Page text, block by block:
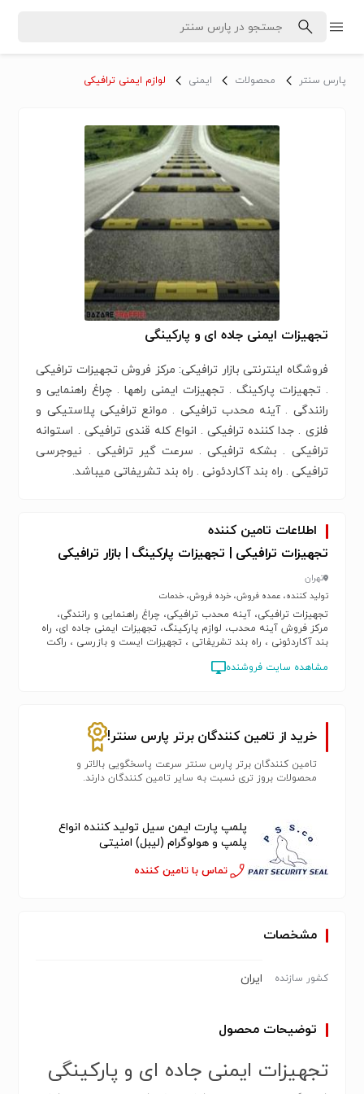
پارس سنتر محصولات ایمنی لوازم ایمنی ترافیکی
تجهیزات ایمنی جاده ای و پارکینگی
فروشگاه اینترنتی بازار ترافیکی: مرکز فروش تجهیزات ترافیکی
. تجهیزات پارکینگ . تجهیزات ایمنی راهها . چراغ راهنمایی و
رانندگی . آینه محدب ترافیکی . موانع ترافیکی پلاستیکی و
فلزی . جدا کننده ترافیکی . انواع کله قندی ترافیکی . استوانه
ترافیکی . بشکه ترافیکی . سرعت گیر ترافیکی . نیوجرسی
ترافیکی . راه بند آکاردئونی . راه بند تشریفاتی میباشد.
اطلاعات تامین کننده
تجهیزات ترافیکی | تجهیزات پارکینگ | بازار ترافیکی
تهران
تولید کننده، عمده فروش، خرده فروش، خدمات
تجهیزات ترافیکی، آینه محدب ترافیکی، چراغ راهنمایی و رانندگی،
مرکز فروش آینه محدب، لوازم پارکینگ، تجهیزات ایمنی جاده ای، راه
بند آکاردئونی ، راه بند تشریفاتی ، تجهیزات ایست و بازرسی ، راکت
تجهیزات راهنمایی رانندگی، فروشگاه اینترنتی بازار ترافیکی، تجهیزات
مشاهده سایت فروشنده
خرید از تامین کنندگان برتر پارس سنتر!
تامین کنندگان برتر پارس سنتر سرعت پاسخگویی بالاتر و
محصولات بروز تری نسبت به سایر تامین کنندگان دارند.
پلمپ پارت ایمن سیل تولید کننده انواع
پلمپ و هولوگرام (لیبل) امنیتی
تماس با تامین کننده
مشخصات
کشور سازنده ایران
توضیحات محصول
تجهیزات ایمنی جاده ای و پارکینگی